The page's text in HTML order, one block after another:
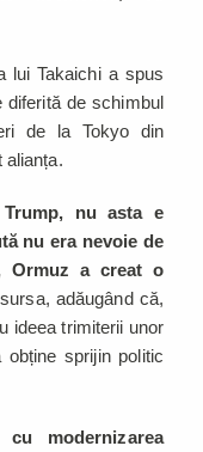
lui Takaichi a spus
diferită de schimbul
de la Tokyo din
alianța.
nu asta e
nu era nevoie de
Ormuz a creat o
adăugând că,
ideea trimiterii unor
sprijin politic
modernizarea